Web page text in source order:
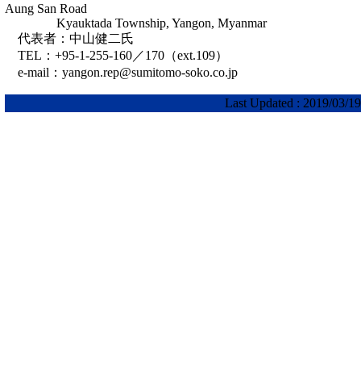
Aung San Road
Kyauktada Township, Yangon, Myanmar
代表者：中山健二氏
TEL：+95-1-255-160／170（ext.109）
e-mail：yangon.rep@sumitomo-soko.co.jp
Last Updated : 2019/03/19